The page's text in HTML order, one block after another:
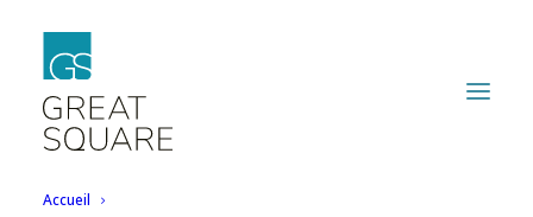
Accueil